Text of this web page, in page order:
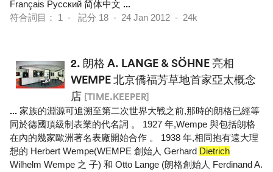
Français Pусский 简体中文 ...
符合詞目： 1 - 記分 18 - 24 Jan 2012 - 24k
2. 朗格 A. LANGE & SÖHNE 亮相
WEMPE 北京僑福芳草地首家亞太概念
店 [TIME.KEEPER]
... 家族的淵源可追溯至第二次世界大戰之前,那時的朗格已經等
同於德國頂級制表業的代名詞 。 1927 年,Wempe 與包括朗格
在內的幾家歐洲著名表廠開始合作 。 1938 年,相同抱有遠大理
想的 Herbert Wempe(WEMPE 創始人 Gerhard Dietrich
Wilhelm Wempe 之 子) 和 Otto Lange (朗格創始人 Ferdinand A.